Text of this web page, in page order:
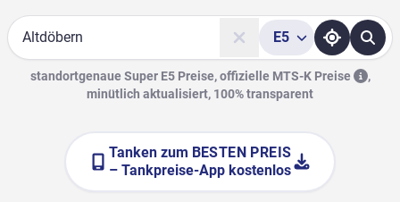
Suche
E5
standortgenaue Super E5 Preise, offizielle MTS-K Preise
,
minütlich aktualisiert, 100% transparent
Tanken zum BESTEN PREIS
– Tankpreise-App kostenlos